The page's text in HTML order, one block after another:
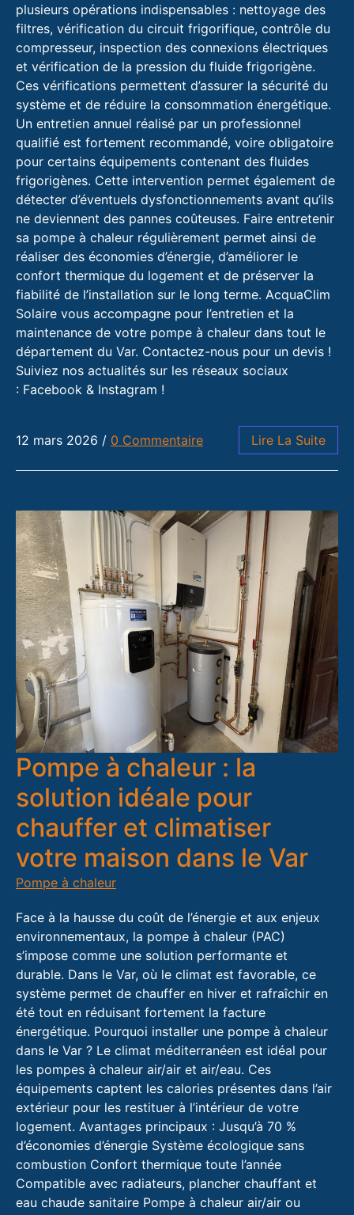
plusieurs opérations indispensables : nettoyage des
filtres, vérification du circuit frigorifique, contrôle du
compresseur, inspection des connexions électriques
et vérification de la pression du fluide frigorigène.
Ces vérifications permettent d’assurer la sécurité du
système et de réduire la consommation énergétique.
Un entretien annuel réalisé par un professionnel
qualifié est fortement recommandé, voire obligatoire
pour certains équipements contenant des fluides
frigorigènes. Cette intervention permet également de
détecter d’éventuels dysfonctionnements avant qu’ils
ne deviennent des pannes coûteuses. Faire entretenir
sa pompe à chaleur régulièrement permet ainsi de
réaliser des économies d’énergie, d’améliorer le
confort thermique du logement et de préserver la
fiabilité de l’installation sur le long terme. AcquaClim
Solaire vous accompagne pour l’entretien et la
maintenance de votre pompe à chaleur dans tout le
département du Var. Contactez-nous pour un devis !
Suiviez nos actualités sur les réseaux sociaux
: Facebook & Instagram !
12 mars 2026 / 0 Commentaire Lire La Suite
Pompe à chaleur : la
solution idéale pour
chauffer et climatiser
votre maison dans le Var
Pompe à chaleur
Face à la hausse du coût de l’énergie et aux enjeux
environnementaux, la pompe à chaleur (PAC)
s’impose comme une solution performante et
durable. Dans le Var, où le climat est favorable, ce
système permet de chauffer en hiver et rafraîchir en
été tout en réduisant fortement la facture
énergétique. Pourquoi installer une pompe à chaleur
dans le Var ? Le climat méditerranéen est idéal pour
les pompes à chaleur air/air et air/eau. Ces
équipements captent les calories présentes dans l’air
extérieur pour les restituer à l’intérieur de votre
logement. Avantages principaux : Jusqu’à 70 %
d’économies d’énergie Système écologique sans
combustion Confort thermique toute l’année
Compatible avec radiateurs, plancher chauffant et
eau chaude sanitaire Pompe à chaleur air/air ou